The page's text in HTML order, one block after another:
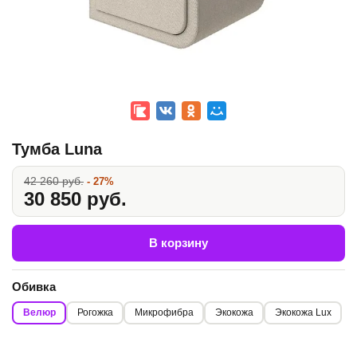
Тумба Luna
42 260 руб. - 27%
30 850 руб.
В корзину
Обивка
Велюр Рогожка Микрофибра Экокожа Экокожа Lux